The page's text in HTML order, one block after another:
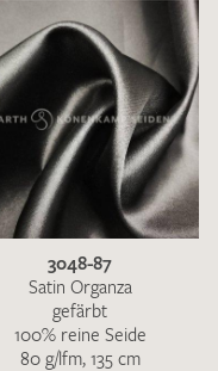
3048-87
Satin Organza
gefärbt
100% reine Seide
80 g/lfm, 135 cm